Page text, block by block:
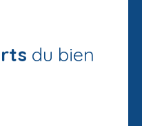
du bien